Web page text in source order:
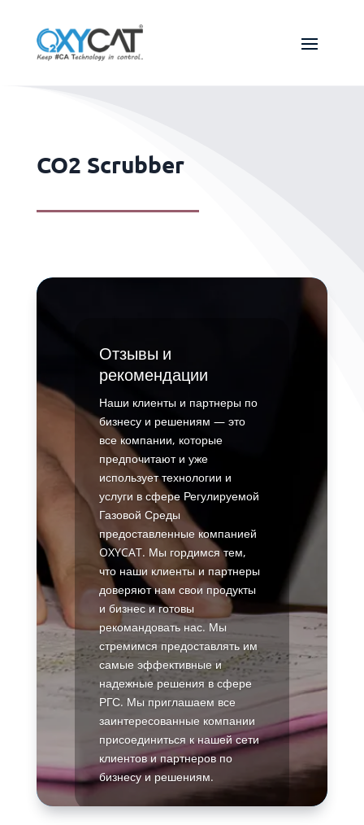
CO2 Scrubber
Отзывы и
рекомендации
Наши клиенты и партнеры по
бизнесу и решениям — это
все компании, которые
предпочитают и уже
использует технологии и
услуги в сфере Регулируемой
Газовой Среды
предоставленные компанией
OXYCAT. Мы гордимся тем,
что наши клиенты и партнеры
доверяют нам свои продукты
и бизнес и готовы
рекомандовать нас. Мы
стремимся предоставлять им
самые эффективные и
надежные решения в сфере
РГС. Мы приглашаем все
заинтересованные компании
присоединиться к нашей сети
клиентов и партнеров по
бизнесу и решениям.